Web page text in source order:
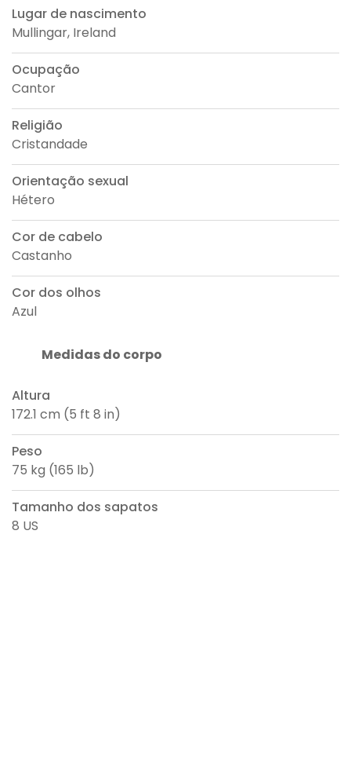
Lugar de nascimento
Mullingar, Ireland
Ocupação
Cantor
Religião
Cristandade
Orientação sexual
Hétero
Cor de cabelo
Castanho
Cor dos olhos
Azul
Medidas do corpo
Altura
172.1 cm (5 ft 8 in)
Peso
75 kg (165 lb)
Tamanho dos sapatos
8 US